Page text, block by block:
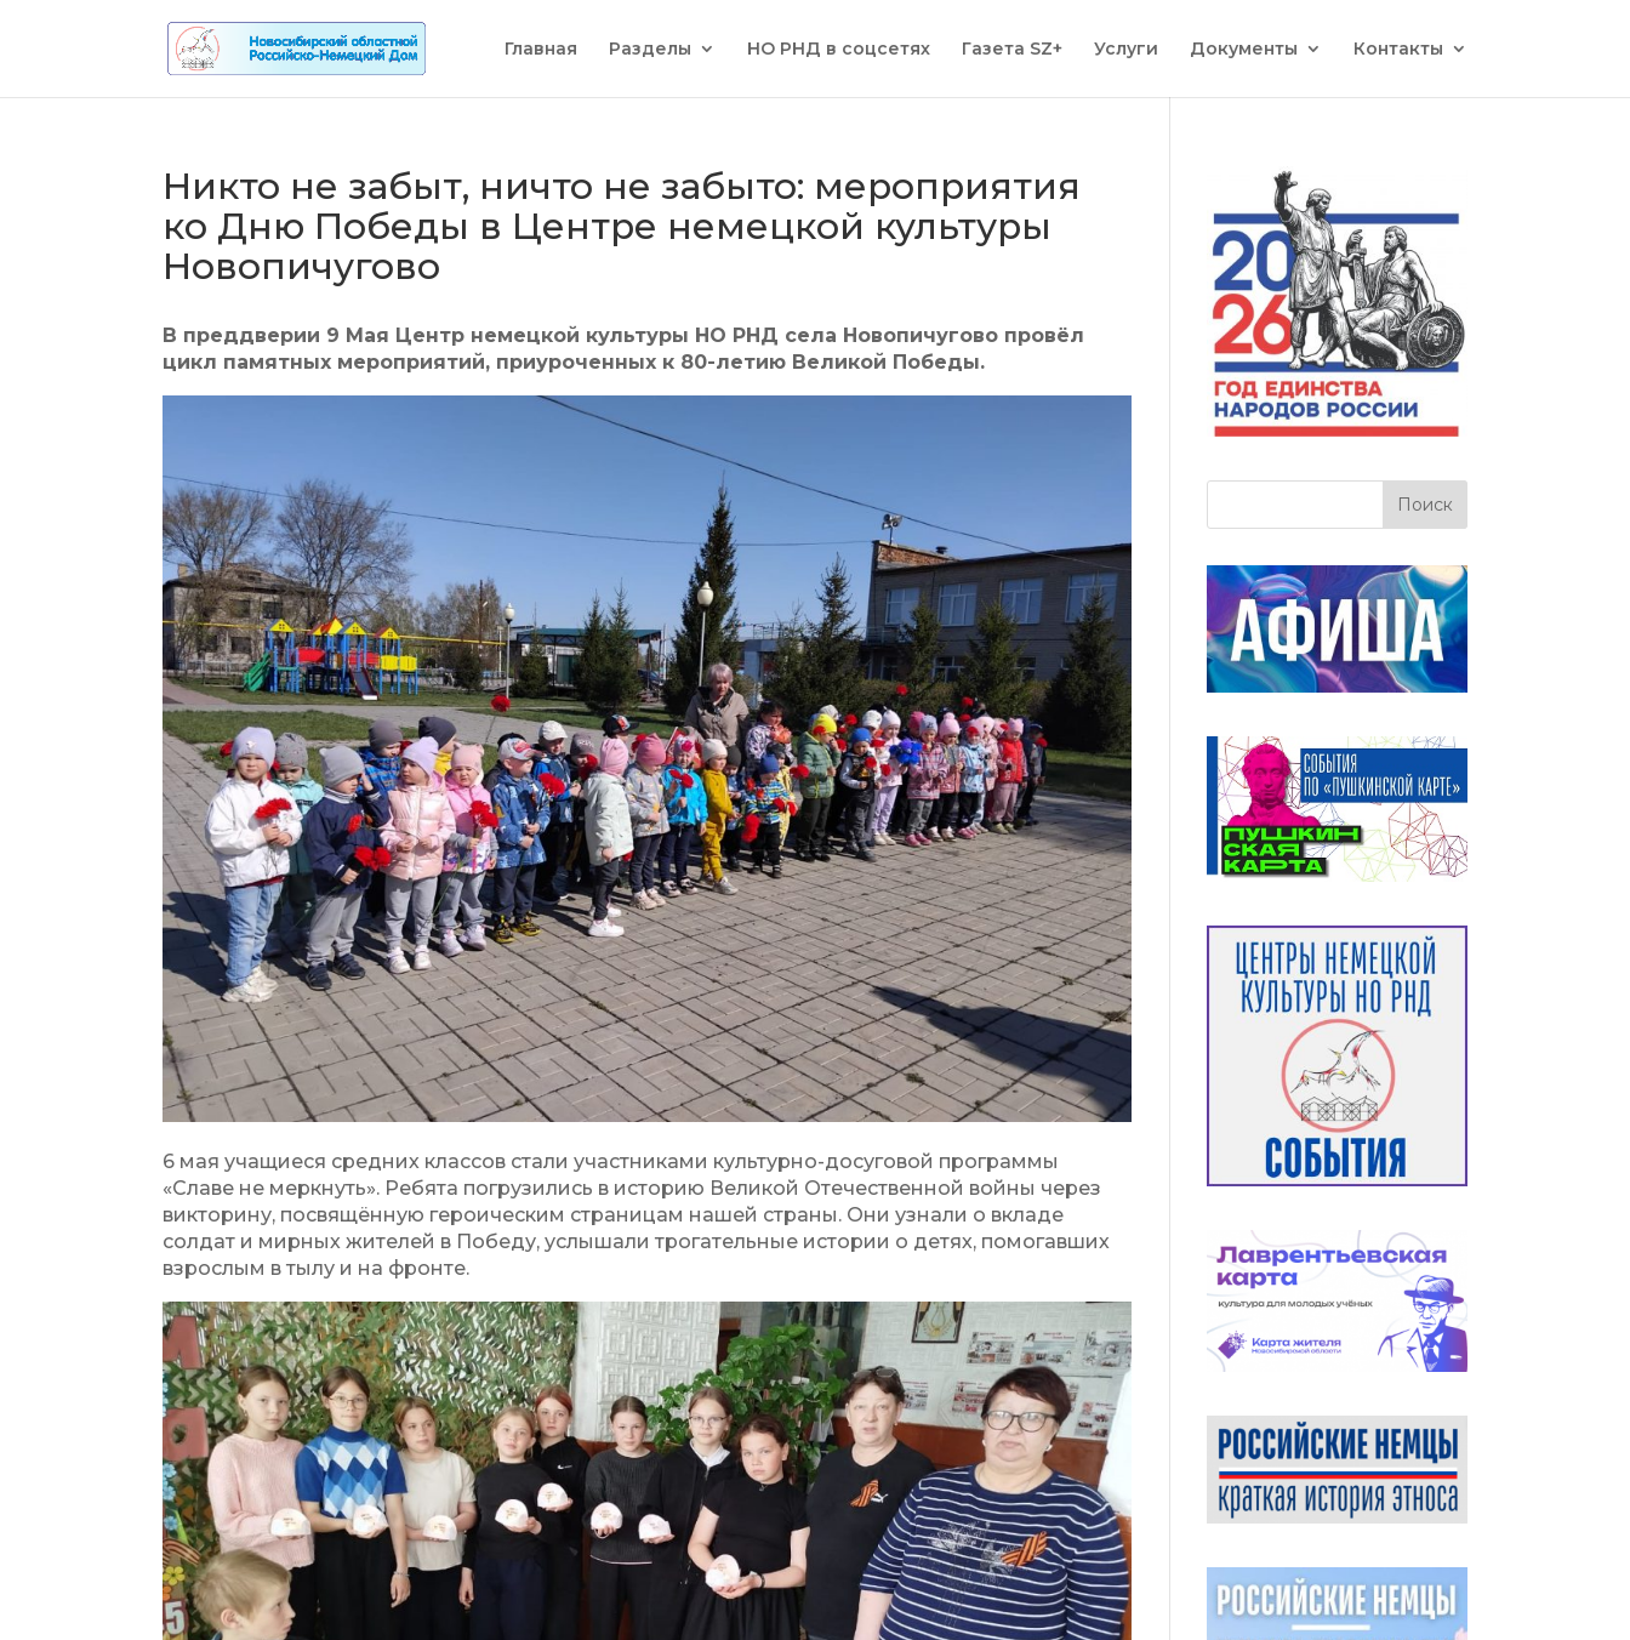
Главная Разделы НО РНД в соцсетях Газета SZ+ Услуги Документы Контакты
Никто не забыт, ничто не забыто: мероприятия
ко Дню Победы в Центре немецкой культуры
Новопичугово
В преддверии 9 Мая Центр немецкой культуры НО РНД села Новопичугово провёл
цикл памятных мероприятий, приуроченных к 80-летию Великой Победы.
6 мая учащиеся средних классов стали участниками культурно-досуговой программы
«Славе не меркнуть». Ребята погрузились в историю Великой Отечественной войны через
викторину, посвящённую героическим страницам нашей страны. Они узнали о вкладе
солдат и мирных жителей в Победу, услышали трогательные истории о детях, помогавших
взрослым в тылу и на фронте.